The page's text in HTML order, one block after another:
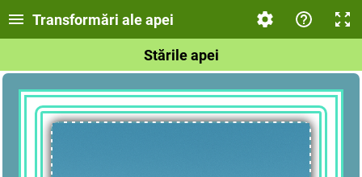
Transformări ale apei
Stările apei